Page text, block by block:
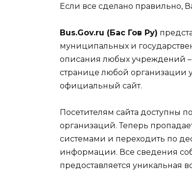
Если все сделано правильно,
Bus.Gov.ru (Бас Гов Ру)
муниципальных и
описания любых учреждений –
странице любой организации
официальный сайт.
Посетителям сайта доступны
организаций. Теперь
системами и переходить по
информации. Все сведения
предоставляется уникальная